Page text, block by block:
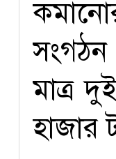
মাত্র
হাজার